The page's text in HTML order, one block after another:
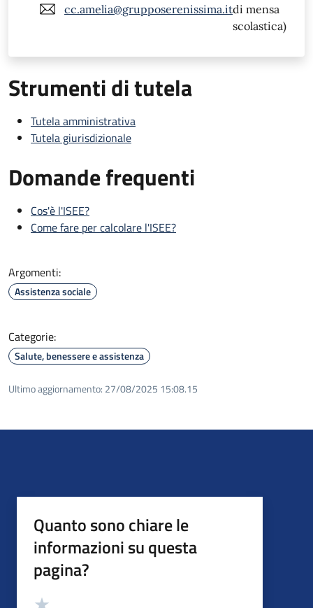
cc.amelia@grupposerenissima.itdi mensa
scolastica)
Strumenti di tutela
Tutela amministrativa
Tutela giurisdizionale
Domande frequenti
Cos'è l'ISEE?
Come fare per calcolare l'ISEE?
Argomenti:
Assistenza sociale
Categorie:
Salute, benessere e assistenza
Ultimo aggiornamento: 27/08/2025 15:08.15
Quanto sono chiare le
informazioni su questa
pagina?
Valutazione